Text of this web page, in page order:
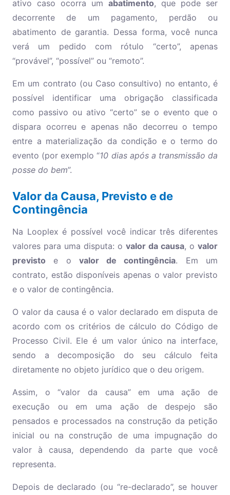
ativo caso ocorra um abatimento, que pode ser
decorrente de um pagamento, perdão ou
abatimento de garantia. Dessa forma, você nunca
verá um pedido com rótulo “certo”, apenas
“provável”, “possível” ou “remoto”.
Em um contrato (ou Caso consultivo) no entanto, é
possível identificar uma obrigação classificada
como passivo ou ativo “certo” se o evento que o
dispara ocorreu e apenas não decorreu o tempo
entre a materialização da condição e o termo do
evento (por exemplo “10 dias após a transmissão da
posse do bem”.
Valor da Causa, Previsto e de
Contingência
Na Looplex é possível você indicar três diferentes
valores para uma disputa: o valor da causa, o valor
previsto e o valor de contingência. Em um
contrato, estão disponíveis apenas o valor previsto
e o valor de contingência.
O valor da causa é o valor declarado em disputa de
acordo com os critérios de cálculo do Código de
Processo Civil. Ele é um valor único na interface,
sendo a decomposição do seu cálculo feita
diretamente no objeto jurídico que o deu origem.
Assim, o “valor da causa” em uma ação de
execução ou em uma ação de despejo são
pensados e processados na construção da petição
inicial ou na construção de uma impugnação do
valor à causa, dependendo da parte que você
representa.
Depois de declarado (ou “re-declarado”, se houver